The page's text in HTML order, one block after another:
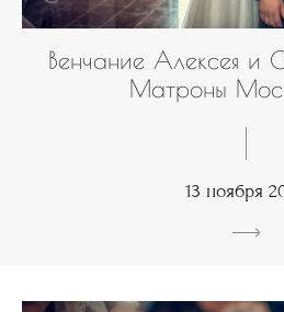
Венчание Алексея и
Матроны
13 ноября